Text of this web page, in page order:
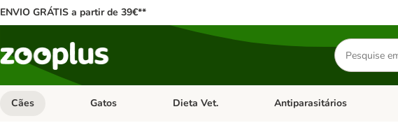
ENVIO GRÁTIS a partir de 39€**
Pesquisar
produtos
Cães Abrir menu de categoria: Cães
Gatos Abrir menu de categoria: Gatos
Dieta Vet. Abrir menu de categoria: Dieta
Antiparasitários